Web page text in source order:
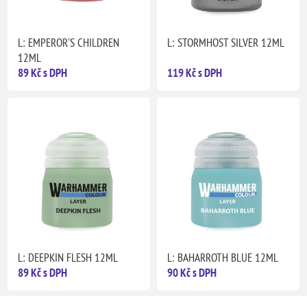
L: EMPEROR'S CHILDREN
12ML
89 Kč s DPH
L: STORMHOST SILVER 12ML
119 Kč s DPH
L: DEEPKIN FLESH 12ML
89 Kč s DPH
L: BAHARROTH BLUE 12ML
90 Kč s DPH